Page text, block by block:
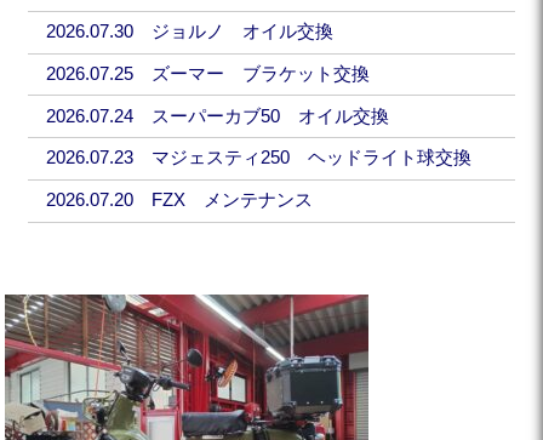
2026.07.30 ジョルノ オイル交換
2026.07.25 ズーマー ブラケット交換
2026.07.24 スーパーカブ50 オイル交換
2026.07.23 マジェスティ250 ヘッドライト球交換
2026.07.20 FZX メンテナンス